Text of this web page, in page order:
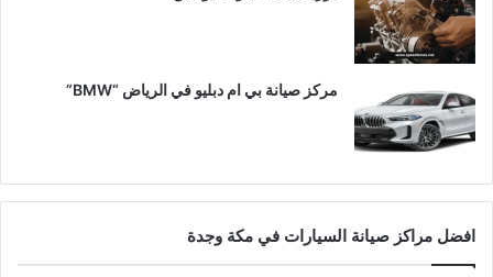
مركز صيانة بي ام دبليو في الرياض “BMW”
افضل مراكز صيانة السيارات في مكة وجدة